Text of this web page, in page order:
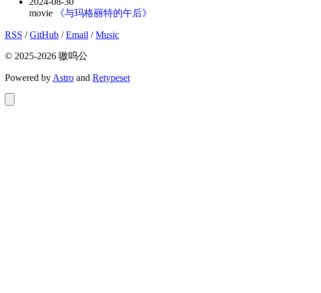
movie
《与玛格丽特的午后》
RSS /GitHub /Email /Music
© 2025-2026 嗷呜公
Powered by Astro and Retypeset